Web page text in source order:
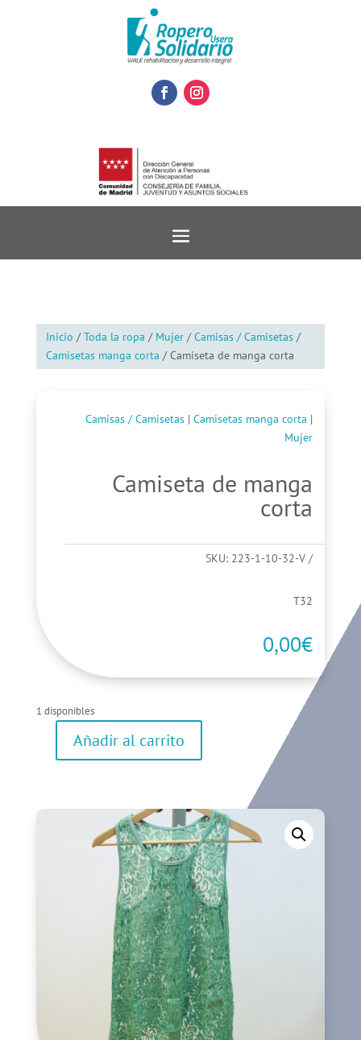
Inicio /Toda la ropa / Mujer/Camisas / Camisetas/
Camisetas manga corta / Camiseta de manga corta
Camisas / Camisetas |Camisetas manga corta |
Mujer
Camiseta de manga
corta
SKU: 223-1-10-32-V
T32
0,00€
1 disponibles
CamisetaAñadir al carrito